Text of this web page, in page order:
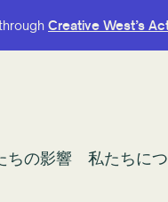
Creative West’s
ちの影響 私たちに
Creative West’s
ちの影響 私たちに